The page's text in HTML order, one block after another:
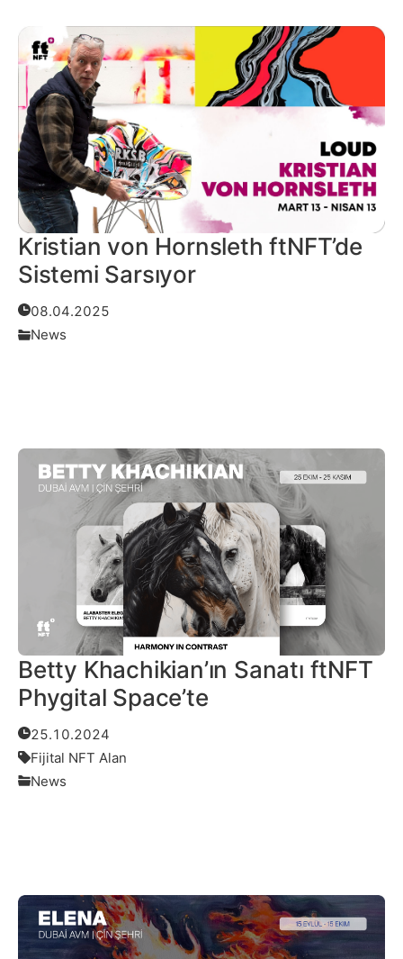
Kristian von Hornsleth ftNFT’de
Sistemi Sarsıyor
08.04.2025
News
Betty Khachikian’ın Sanatı ftNFT
Phygital Space’te
25.10.2024
Fijital NFT Alan
News